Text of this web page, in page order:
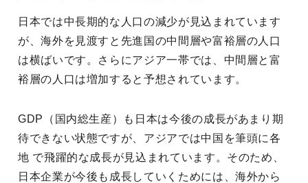
日本では中長期的な人口の減少が見込まれています
が、海外を見渡すと先進国の中間層や富裕層の人口
は横ばいです。さらにアジア一帯では、中間層と富
裕層の人口は増加すると予想されています。
GDP（国内総生産）も日本は今後の成長があまり期
待できない状態ですが、アジアでは中国を筆頭に各
地 で飛躍的な成長が見込まれています。そのため、
日本企業が今後も成長していくためには、海外から